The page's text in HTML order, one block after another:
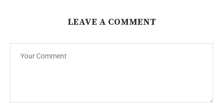
LEAVE A COMMENT